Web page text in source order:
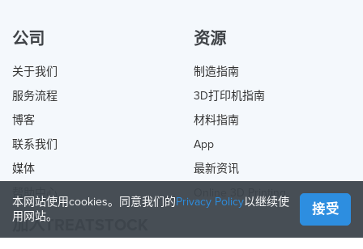
公司
关于我们
服务流程
博客
联系我们
媒体
帮助中心
资源
制造指南
3D打印机指南
材料指南
App
最新资讯
Online 3D Printing
加入TREATSTOCK
本网站使用cookies。同意我们的Privacy Policy以继续使
用网站。
接受